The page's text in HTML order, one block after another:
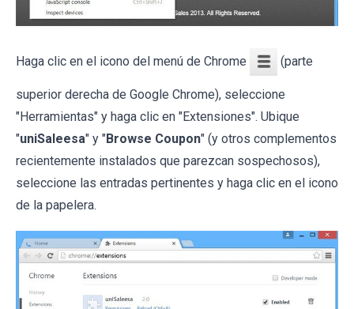
Haga clic en el icono del menú de Chrome (parte
superior derecha de Google Chrome), seleccione
"Herramientas" y haga clic en "Extensiones". Ubique
"uniSaleesa" y "Browse Coupon" (y otros complementos
recientemente instalados que parezcan sospechosos),
seleccione las entradas pertinentes y haga clic en el icono
de la papelera.